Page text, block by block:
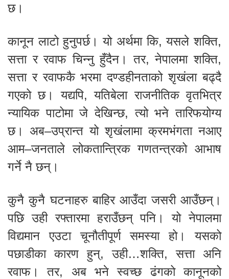
छ।
कानून लाटो हुनुपर्छ। यो अर्थमा कि, यसले शक्ति,
सत्ता र रवाफ चिन्नु हुँदैन। तर, नेपालमा शक्ति,
सत्ता र रवाफकै भरमा दण्डहीनताको शृखंला बढ्दै
गएको छ। यद्यपि, यतिबेला राजनीतिक वृतभित्र
न्यायिक पाटोमा जे देखिन्छ, त्यो भने तारिफयोग्य
छ। अब–उप्रान्त यो शृखंलामा क्रमभंगता नआए
आम–जनताले लोकतान्त्रिक गणतन्त्रको आभाष
गर्ने नै छन्।
कुनै कुनै घटनाहरु बाहिर आउँदा जसरी आउँछन्।
पछि उही रफ्तारमा हराउँछन् पनि। यो नेपालमा
विद्यमान एउटा चूनौतीपूर्ण समस्या हो। यसको
पछाडीका कारण हुन्, उही…शक्ति, सत्ता अनि
रवाफ। तर, अब भने स्वच्छ ढंगको कानूनको